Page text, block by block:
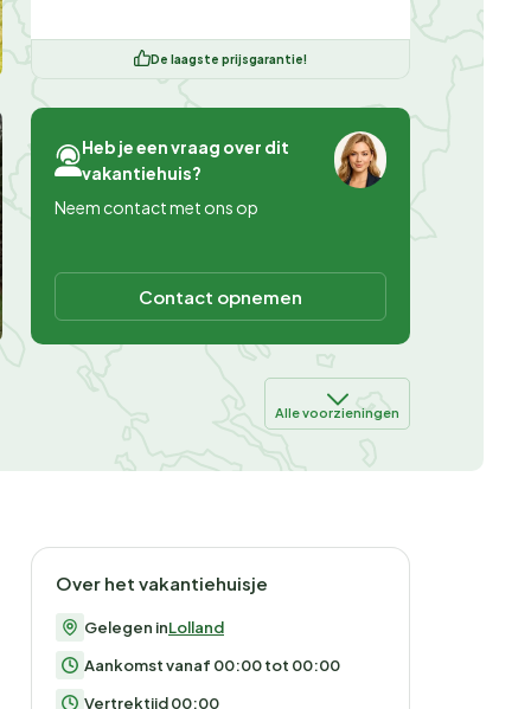
De laagste prijsgarantie!
Heb je een vraag over dit
vakantiehuis?
Neem contact met ons op
Contact opnemen
Alle voorzieningen
Over het vakantiehuisje
Gelegen inLolland
Aankomst vanaf 00:00 tot 00:00
Vertrektijd 00:00